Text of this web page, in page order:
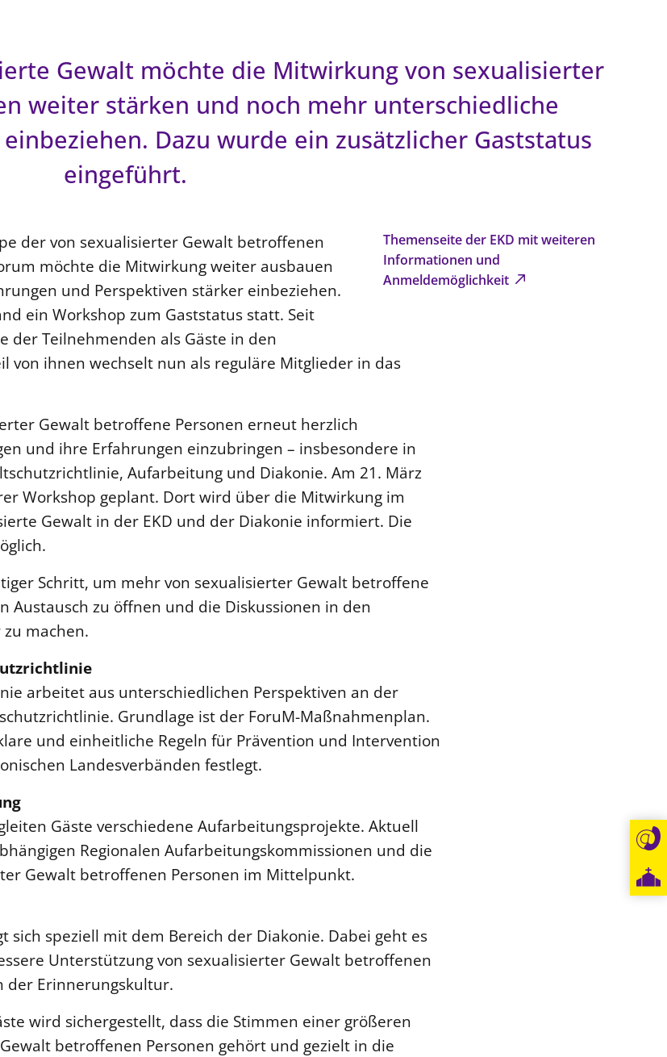
Gewalt möchte die Mitwirkung von sexualisierter
weiter stärken und noch mehr unterschiedliche
Dazu wurde ein zusätzlicher Gaststatus
eingeführt.
Themenseite der EKD mit weiteren
Informationen und
Anmeldemöglichkeit
der von sexualisierter Gewalt betroffenen
möchte die Mitwirkung weiter ausbauen
und Perspektiven stärker einbeziehen.
ein Workshop zum Gaststatus statt. Seit
der Teilnehmenden als Gäste in den
von ihnen wechselt nun als reguläre Mitglieder in das
Gewalt betroffene Personen erneut herzlich
und ihre Erfahrungen einzubringen – insbesondere in
Aufarbeitung und Diakonie. Am 21. März
Workshop geplant. Dort wird über die Mitwirkung im
Gewalt in der EKD und der Diakonie informiert. Die
Schritt, um mehr von sexualisierter Gewalt betroffene
Austausch zu öffnen und die Diskussionen in den
machen.
arbeitet aus unterschiedlichen Perspektiven an der
Grundlage ist der ForuM-Maßnahmenplan.
und einheitliche Regeln für Prävention und Intervention
Landesverbänden festlegt.
Gäste verschiedene Aufarbeitungsprojekte. Aktuell
Regionalen Aufarbeitungskommissionen und die
Gewalt betroffenen Personen im Mittelpunkt.
sich speziell mit dem Bereich der Diakonie. Dabei geht es
Unterstützung von sexualisierter Gewalt betroffenen
der Erinnerungskultur.
wird sichergestellt, dass die Stimmen einer größeren
betroffenen Personen gehört und gezielt in die